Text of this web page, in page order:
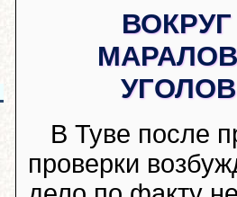
В Туве после
проверки